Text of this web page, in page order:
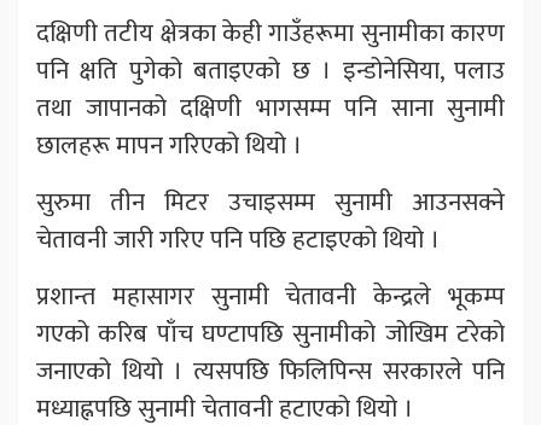
दक्षिणी तटीय क्षेत्रका केही गाउँहरूमा सुनामीका कारण
पनि क्षति पुगेको बताइएको छ । इन्डोनेसिया, पलाउ
तथा जापानको दक्षिणी भागसम्म पनि साना सुनामी
छालहरू मापन गरिएको थियो ।
सुरुमा तीन मिटर उचाइसम्म सुनामी आउनसक्ने
चेतावनी जारी गरिए पनि पछि हटाइएको थियो ।
प्रशान्त महासागर सुनामी चेतावनी केन्द्रले भूकम्प
गएको करिब पाँच घण्टापछि सुनामीको जोखिम टरेको
जनाएको थियो । त्यसपछि फिलिपिन्स सरकारले पनि
मध्याह्नपछि सुनामी चेतावनी हटाएको थियो ।